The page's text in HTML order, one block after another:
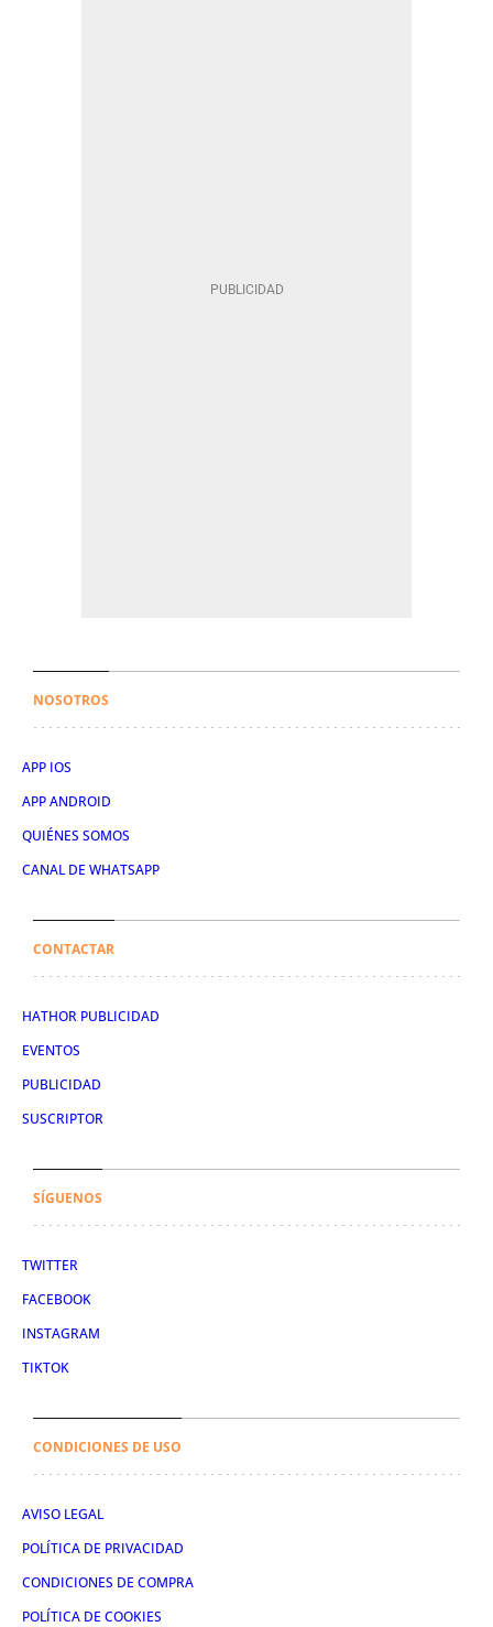
NOSOTROS
APP IOS
APP ANDROID
QUIÉNES SOMOS
CANAL DE WHATSAPP
CONTACTAR
HATHOR PUBLICIDAD
EVENTOS
PUBLICIDAD
SUSCRIPTOR
SÍGUENOS
TWITTER
FACEBOOK
INSTAGRAM
TIKTOK
CONDICIONES DE USO
AVISO LEGAL
POLÍTICA DE PRIVACIDAD
CONDICIONES DE COMPRA
POLÍTICA DE COOKIES